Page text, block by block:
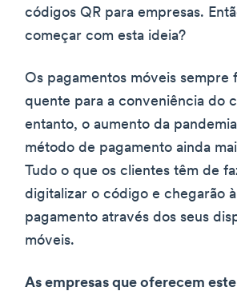
códigos QR para empresas.
começar com esta ideia?
Os pagamentos móveis sempre
quente para a conveniência do
entanto, o aumento da
método de pagamento ainda
Tudo o que os clientes têm de
digitalizar o código e chegarão
pagamento através dos seus
móveis.
As empresas que oferecem